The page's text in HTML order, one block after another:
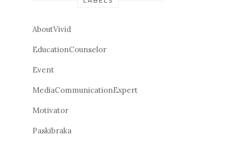
AboutVivid
EducationCounselor
Event
MediaCommunicationExpert
Motivator
Paskibraka